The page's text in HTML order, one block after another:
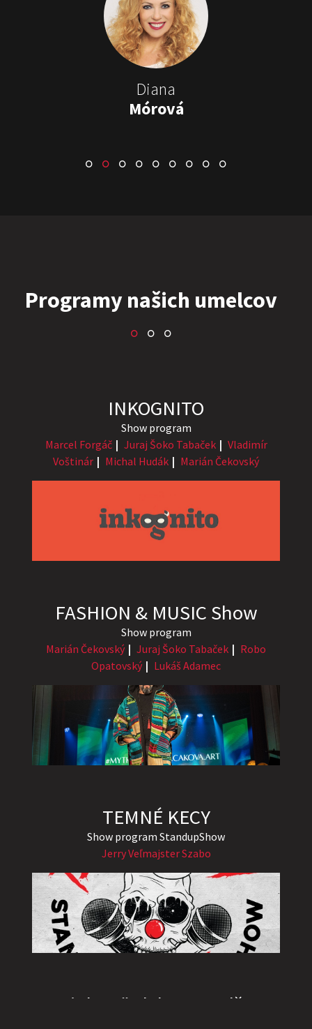
Diana
Mórová
Stand-up & Juraj „ŠOKO”
Tabaček
Show program StandupShow
Juraj Šoko Tabaček
INKOGNITO
Show program
Marcel Forgáč
Juraj Šoko Tabaček
Vladimír
Voštinár
Michal Hudák Marián Čekovský
FASHION & MUSIC Show
Show program
Marián Čekovský
Juraj Šoko Tabaček
Robo
Opatovský
Lukáš Adamec
TEMNÉ KECY
Show program StandupShow
Jerry Veľmajster Szabo
„Triple M” alebo „Ingolštat
Programy našich umelcov